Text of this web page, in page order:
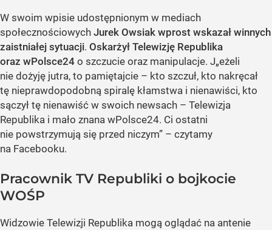
W swoim wpisie udostępnionym w mediach
społecznościowych Jurek Owsiak wprost wskazał winnych
zaistniałej sytuacji. Oskarżył Telewizję Republika
oraz wPolsce24 o szczucie oraz manipulacje. J„eżeli
nie dożyję jutra, to pamiętajcie – kto szczuł, kto nakręcał
tę nieprawdopodobną spiralę kłamstwa i nienawiści, kto
sączył tę nienawiść w swoich newsach – Telewizja
Republika i mało znana wPolsce24. Ci ostatni
nie powstrzymują się przed niczym” – czytamy
na Facebooku.
Pracownik TV Republiki o bojkocie
WOŚP
Widzowie Telewizji Republika mogą oglądać na antenie